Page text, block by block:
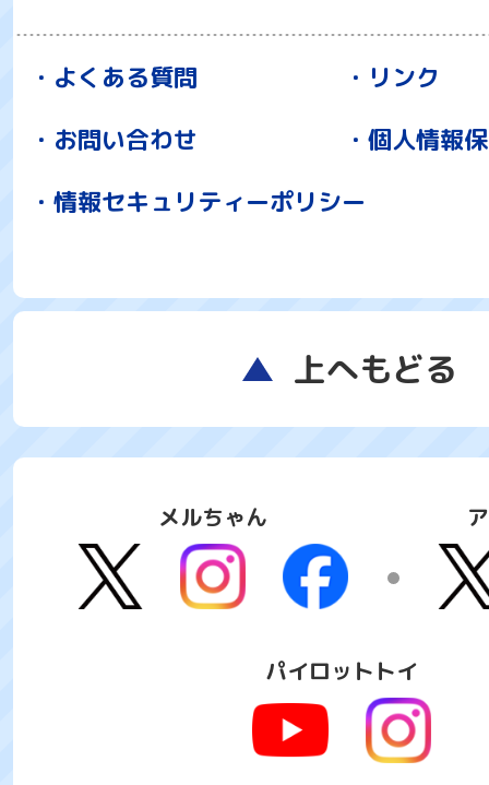
よくある質問
リンク
お問い合わせ
個人情報
情報セキュリティーポリシー
上へもどる
パイロットトイ
メルちゃん